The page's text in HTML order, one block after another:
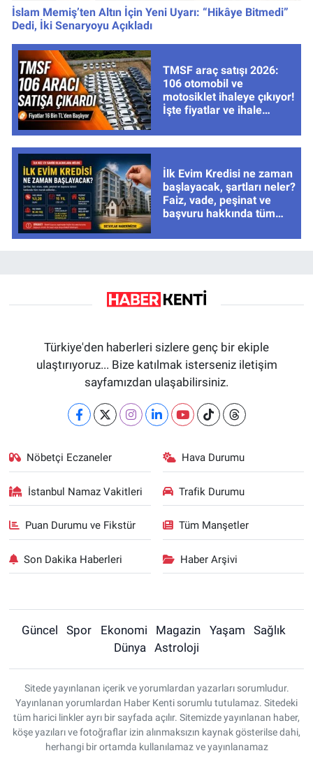
İslam Memiş’ten Altın İçin Yeni Uyarı: “Hikâye Bitmedi”
Dedi, İki Senaryoyu Açıkladı
TMSF araç satışı 2026:
106 otomobil ve
motosiklet ihaleye çıkıyor!
İşte fiyatlar ve ihale
İlk Evim Kredisi ne zaman
başlayacak, şartları neler?
Faiz, vade, peşinat ve
başvuru hakkında tüm
Türkiye'den haberleri sizlere genç bir ekiple
ulaştırıyoruz... Bize katılmak isterseniz iletişim
sayfamızdan ulaşabilirsiniz.
Nöbetçi Eczaneler Hava Durumu
İstanbul Namaz Vakitleri Trafik Durumu
Puan Durumu ve Fikstür Tüm Manşetler
Son Dakika Haberleri Haber Arşivi
Güncel Spor Ekonomi Magazin Yaşam
Sağlık
Dünya
Astroloji
Sitede yayınlanan içerik ve yorumlardan yazarları sorumludur.
Yayınlanan yorumlardan Haber Kenti sorumlu tutulamaz. Sitedeki
tüm harici linkler ayrı bir sayfada açılır. Sitemizde yayınlanan haber,
köşe yazıları ve fotoğraflar izin alınmaksızın kaynak gösterilse dahi,
herhangi bir ortamda kullanılamaz ve yayınlanamaz